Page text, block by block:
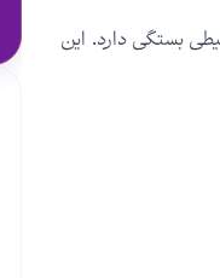
بستگی دارد. این